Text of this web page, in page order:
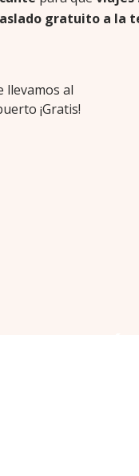
gratuito a la
llevamos al
¡Gratis!